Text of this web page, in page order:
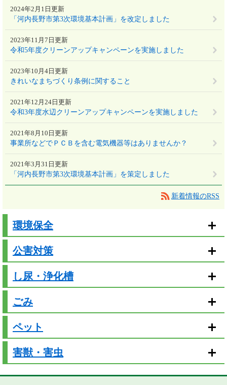
「河内長野市第3次環境基本計画」を改定しました
2024年2月1日更新
令和5年度クリーンアップキャンペーンを実施しました
2023年11月7日更新
きれいなまちづくり条例に関すること
2023年10月4日更新
令和3年度水辺クリーンアップキャンペーンを実施しました
2021年12月24日更新
事業所などでＰＣＢを含む電気機器等はありませんか？
2021年8月10日更新
「河内長野市第3次環境基本計画」を策定しました
2021年3月31日更新
新着情報のRSS
環境保全
公害対策
し尿・浄化槽
ごみ
ペット
害獣・害虫